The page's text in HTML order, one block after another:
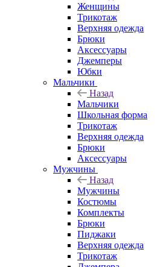
Женщины
Трикотаж
Верхняя одежда
Брюки
Аксессуары
Джемперы
Юбки
Мальчики
Назад
Мальчики
Школьная форма
Трикотаж
Верхняя одежда
Брюки
Аксессуары
Мужчины
Назад
Мужчины
Костюмы
Комплекты
Брюки
Пиджаки
Верхняя одежда
Трикотаж